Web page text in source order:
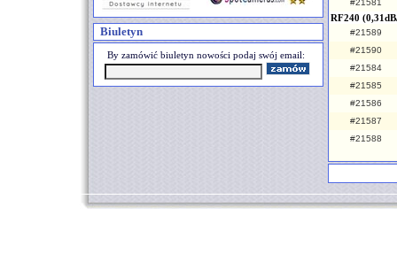
Biuletyn
By zamówić biuletyn nowości podaj swój email:
#21581
RF240
#21589
#21590
#21584
#21585
#21586
#21587
#21588